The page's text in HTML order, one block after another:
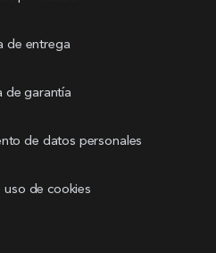
de entrega
de garantía
de datos personales
uso de cookies